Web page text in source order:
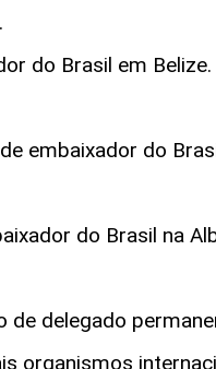
do Brasil em
embaixador do
do Brasil na
de delegado
organismos